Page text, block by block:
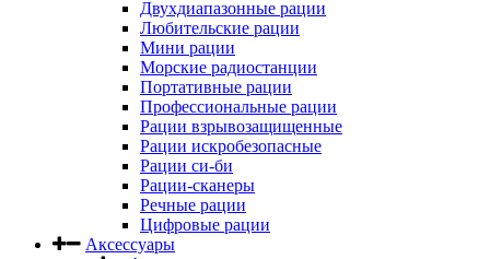
Двухдиапазонные рации
Любительские рации
Мини рации
Морские радиостанции
Портативные рации
Профессиональные рации
Рации взрывозащищенные
Рации искробезопасные
Рации си-би
Рации-сканеры
Речные рации
Цифровые рации
Аксессуары